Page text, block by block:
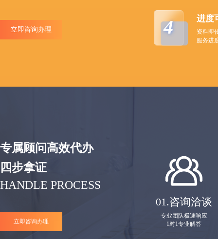
立即咨询办理 4 进度
资料即
服务进
专属顾问高效代办
四步拿证
HANDLE PROCESS
立即咨询办理
01.咨询洽谈
专业团队极速响应
1对1专业解答